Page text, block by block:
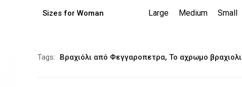
Sizes for Woman Large Medium Small
Tags: Βραχιόλι από Φεγγαροπετρα, Το αχρωμο βραχιολι